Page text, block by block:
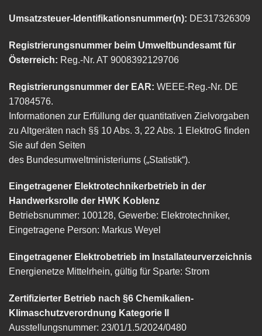
Umsatzsteuer-Identifikationsnummer(n): DE317326309
Registrierungsnummer beim Umweltbundesamt für
Österreich: Reg.-Nr. AT 9008392129706
Registrierungsnummer der EAR: WEEE-Reg.-Nr. DE
17084576.
Informationen zur Erfüllung der quantitativen Zielvorgaben
zu Altgeräten nach §§ 10 Abs. 3, 22 Abs. 1 ElektroG finden
Sie auf den Seiten
des Bundesumweltministeriums („Statistik“).
Eingetragener Elektrotechnikerbetrieb in der
Handwerksrolle der HWK Koblenz
Betriebsnummer: 100128, Gewerbe: Elektrotechniker,
Eingetragene Person: Markus Weyel
Eingetragener Elektrobetrieb im Installateurverzeichnis
Energienetze Mittelrhein, gültig für Sparte: Strom
Zertifizierter Betrieb nach §6 Chemikalien-
Klimaschutzverordnung Kategorie II
Ausstellungsnummer: 23/01/1.5/2024/0480